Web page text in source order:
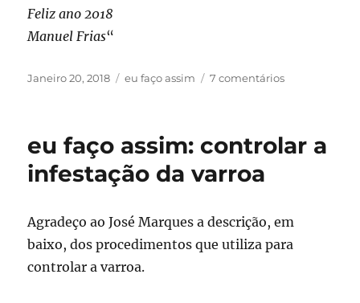
Feliz ano 2018
Manuel Frias“
Publicado
Janeiro 20, 2018 Categorias
eu faço assim 7 comentáriosem
criação
eu faço assim: controlar a
infestação da varroa
Agradeço ao José Marques a descrição, em
baixo, dos procedimentos que utiliza para
controlar a varroa.